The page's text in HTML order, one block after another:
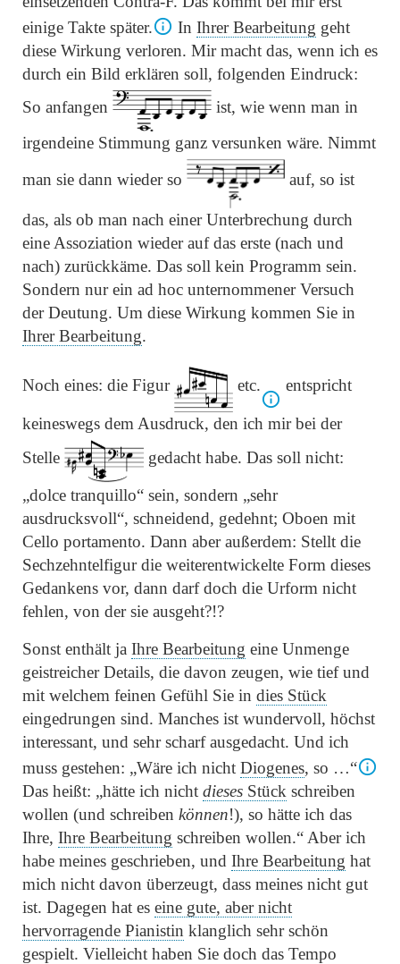
einige Takte später.
In Ihrer Bearbeitung geht
diese Wirkung verloren. Mir macht das, wenn ich es
durch ein Bild erklären soll, folgenden Eindruck:
So anfangen
ist, wie wenn man in
irgendeine Stimmung ganz versunken wäre. Nimmt
man sie dann wieder so
auf, so ist
das, als ob man nach einer Unterbrechung durch
eine Assoziation wieder auf das erste (nach und
nach) zurückkäme. Das soll kein Programm sein.
Sondern nur ein ad hoc unternommener Versuch
der Deutung. Um diese Wirkung kommen Sie in
Ihrer Bearbeitung.
Noch eines: die Figur etc. entspricht
keineswegs dem Ausdruck, den ich mir bei der
Stelle
gedacht habe. Das soll nicht:
„dolce tranquillo“ sein, sondern „sehr
ausdrucksvoll“, schneidend, gedehnt; Oboen mit
Cello portamento. Dann aber außerdem: Stellt die
Sechzehntelfigur die weiterentwickelte Form dieses
Gedankens vor, dann darf doch die Urform nicht
fehlen, von der sie ausgeht?!?
Sonst enthält ja Ihre Bearbeitung eine Unmenge
geistreicher Details, die davon zeugen, wie tief und
mit welchem feinen Gefühl Sie in dies Stück
eingedrungen sind. Manches ist wundervoll, höchst
interessant, und sehr scharf ausgedacht. Und ich
muss gestehen: „Wäre ich nicht Diogenes, so …“
Das heißt: „hätte ich nicht dieses Stück schreiben
wollen (und schreiben können!), so hätte ich das
Ihre, Ihre Bearbeitung schreiben wollen.“ Aber ich
habe meines geschrieben, und Ihre Bearbeitung hat
mich nicht davon überzeugt, dass meines nicht gut
ist. Dagegen hat es eine gute, aber nicht
hervorragende Pianistin klanglich sehr schön
gespielt. Vielleicht haben Sie doch das Tempo